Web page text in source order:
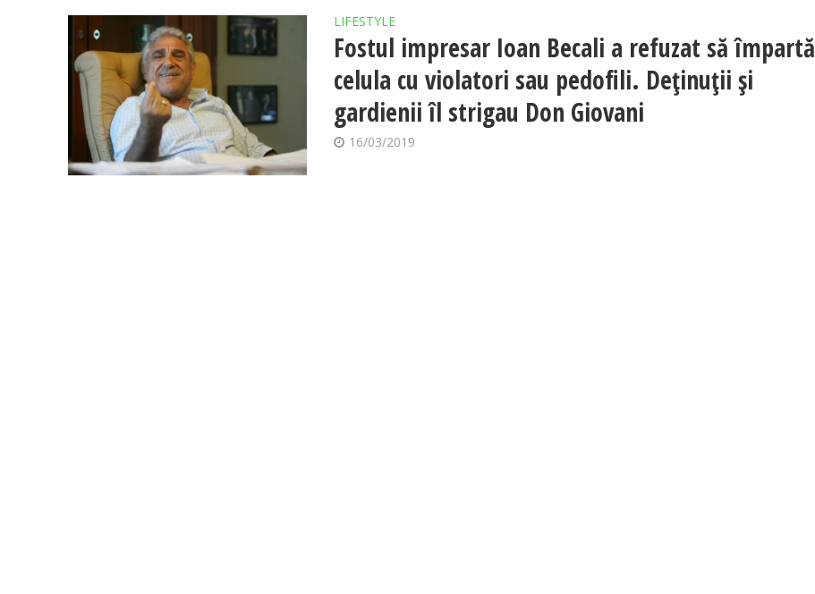
LIFESTYLE
Fostul impresar Ioan Becali a refuzat să împartă
celula cu violatori sau pedofili. Deținuții și
gardienii îl strigau Don Giovani
16/03/2019